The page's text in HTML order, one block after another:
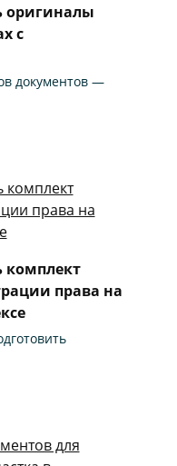
оригиналы
с
документов —
комплект
права на